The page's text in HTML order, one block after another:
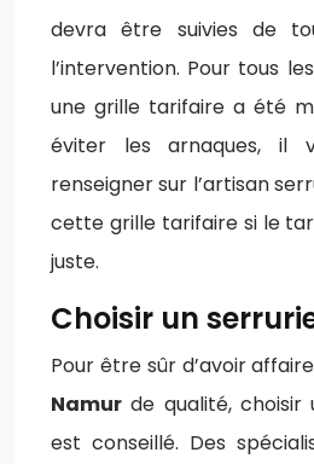
devra être suivies de
l’intervention. Pour tous
une grille tarifaire a été
éviter les arnaques, il
renseigner sur l’artisan
cette grille tarifaire si le
juste.
Choisir un
Pour être sûr d’avoir
Namur de qualité,
est conseillé. Des